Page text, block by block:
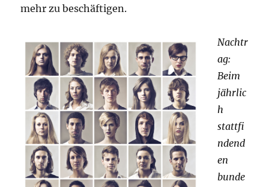
mehr zu beschäftigen.
Nachtr
ag:
Beim
jährlic
h
stattfi
ndend
en
bunde